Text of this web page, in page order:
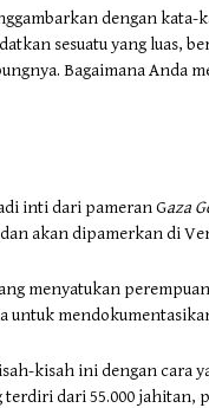
dengan
sesuatu yang luas,
Bagaimana Anda
inti dari pameran Gaza
akan dipamerkan di
menyatukan
untuk
kisah ini dengan cara
terdiri dari 55.000